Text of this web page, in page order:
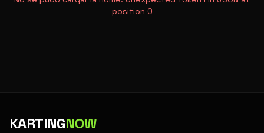
position 0
KARTINGNOW